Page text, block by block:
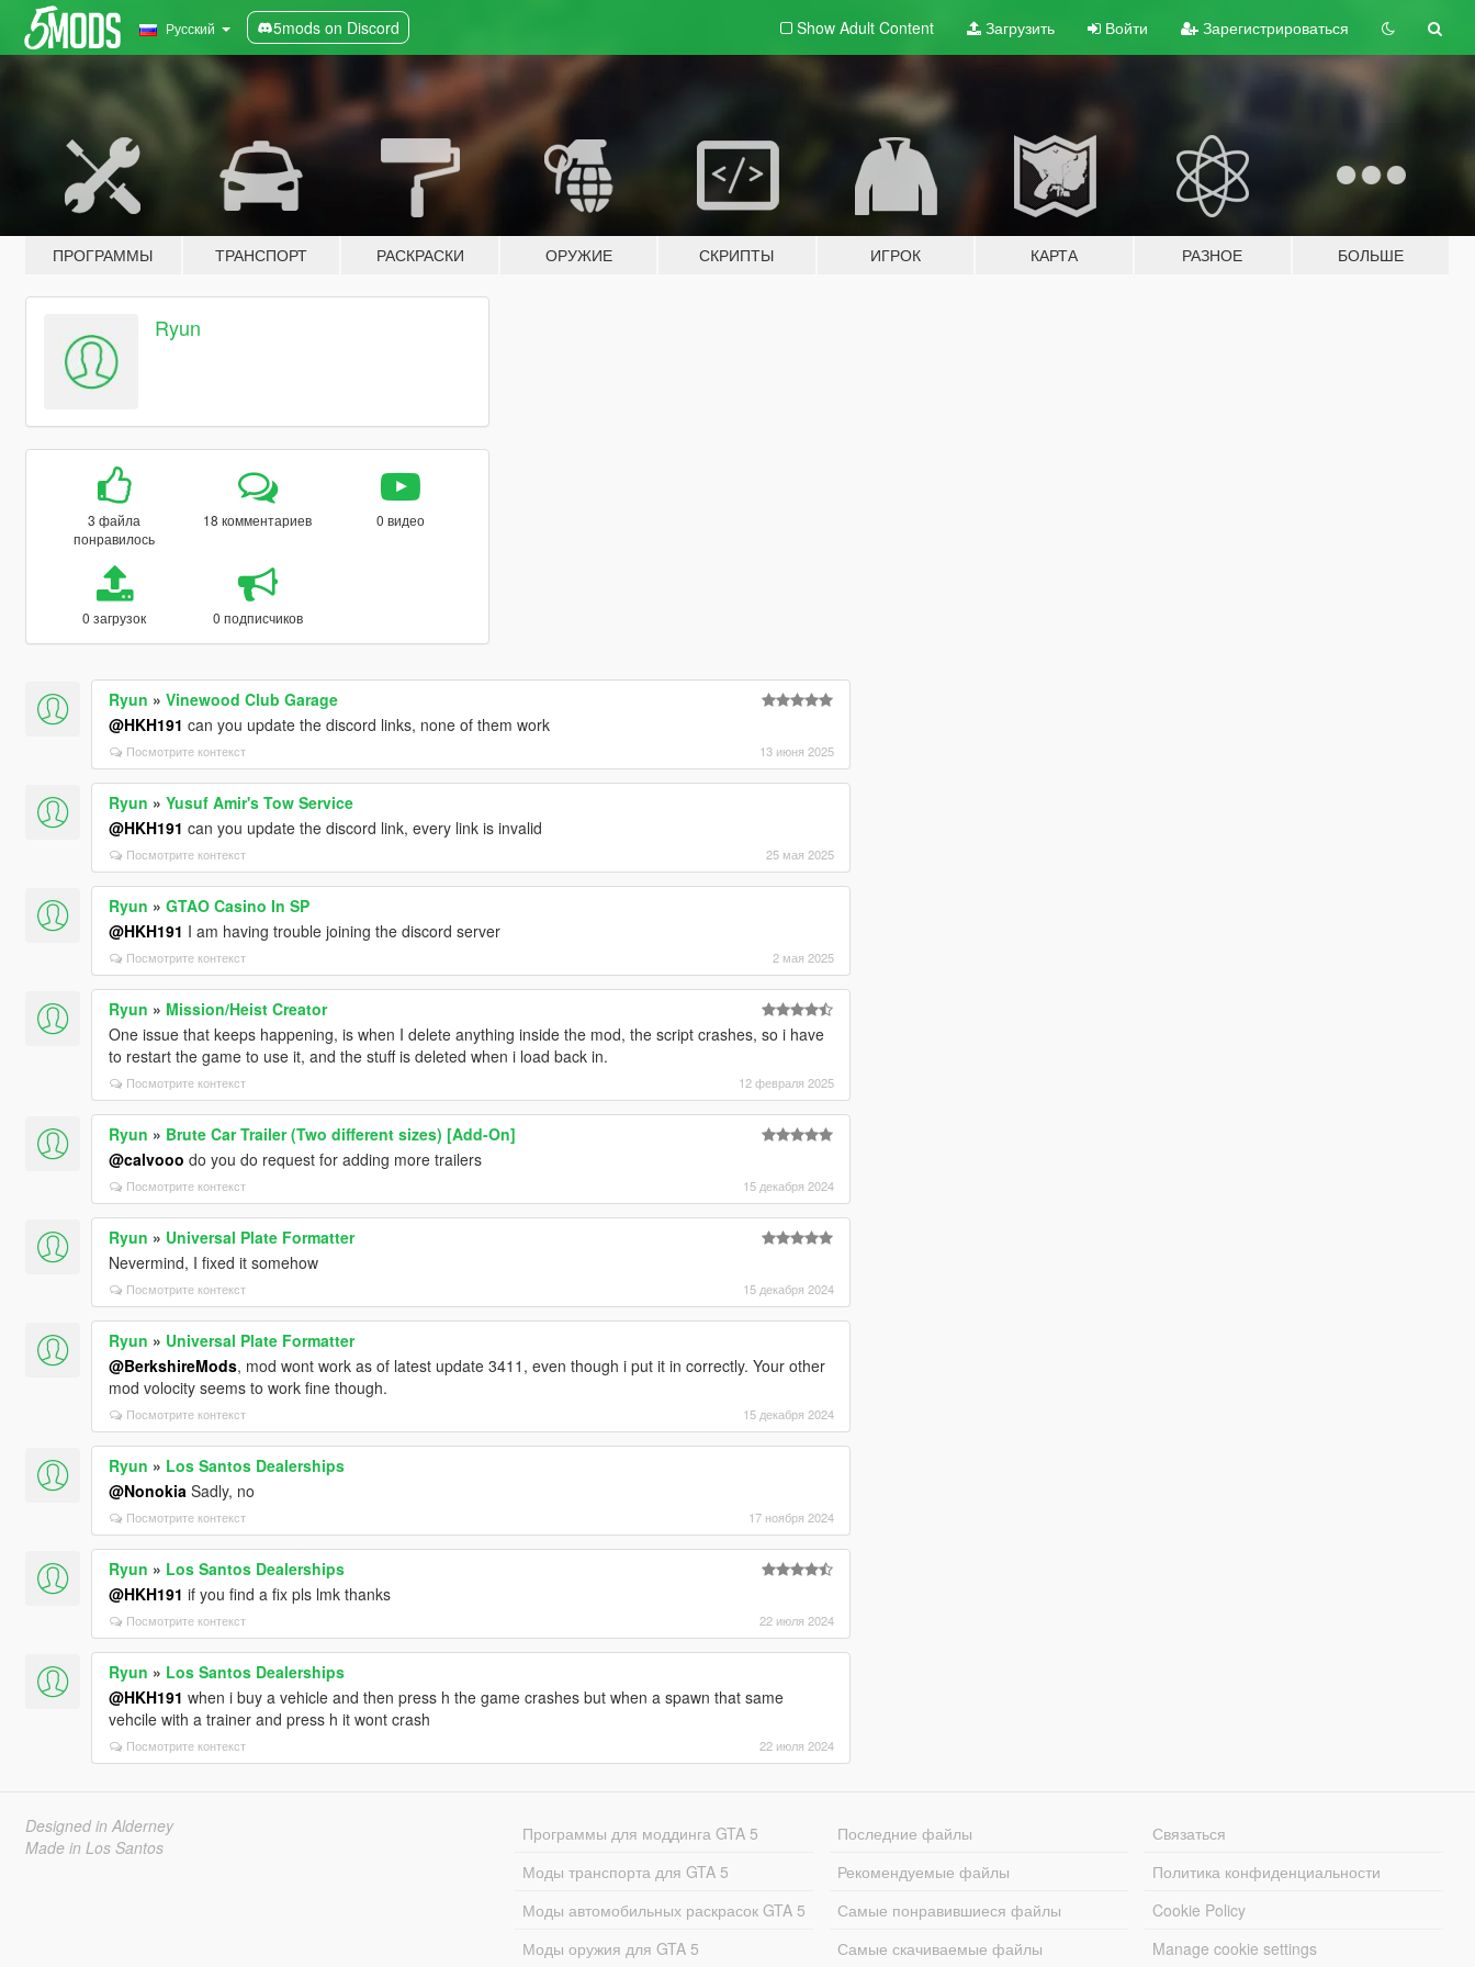
Русский 5mods on Discord Show Adult Content Загрузить Войти Зарегистрироваться
ПРОГРАММЫ ТРАНСПОРТ РАСКРАСКИ ОРУЖИЕ СКРИПТЫ ИГРОК КАРТА РАЗНОЕ БОЛЬШЕ
Ryun
3 файла
понравилось
18 комментариев 0 видео
0 загрузок 0 подписчиков
Ryun » Vinewood Club Garage
@HKH191 can you update the discord links, none of them work
Посмотрите контекст 13 июня 2025
Ryun » Yusuf Amir's Tow Service
@HKH191 can you update the discord link, every link is invalid
Посмотрите контекст 25 мая 2025
Ryun » GTAO Casino In SP
@HKH191 I am having trouble joining the discord server
Посмотрите контекст 2 мая 2025
Ryun » Mission/Heist Creator
One issue that keeps happening, is when I delete anything inside the mod, the script crashes, so i have
to restart the game to use it, and the stuff is deleted when i load back in.
Посмотрите контекст 12 февраля 2025
Ryun » Brute Car Trailer (Two different sizes) [Add-On]
@calvooo do you do request for adding more trailers
Посмотрите контекст 15 декабря 2024
Ryun » Universal Plate Formatter
Nevermind, I fixed it somehow
Посмотрите контекст 15 декабря 2024
Ryun » Universal Plate Formatter
@BerkshireMods, mod wont work as of latest update 3411, even though i put it in correctly. Your other
mod volocity seems to work fine though.
Посмотрите контекст 15 декабря 2024
Ryun » Los Santos Dealerships
@Nonokia Sadly, no
Посмотрите контекст 17 ноября 2024
Ryun » Los Santos Dealerships
@HKH191 if you find a fix pls lmk thanks
Посмотрите контекст 22 июля 2024
Ryun » Los Santos Dealerships
@HKH191 when i buy a vehicle and then press h the game crashes but when a spawn that same
vehcile with a trainer and press h it wont crash
Посмотрите контекст 22 июля 2024
Designed in Alderney
Made in Los Santos
Программы для моддинга GTA 5
Моды транспорта для GTA 5
Моды автомобильных раскрасок GTA 5
Моды оружия для GTA 5
Последние файлы
Рекомендуемые файлы
Самые понравившиеся файлы
Самые скачиваемые файлы
Связаться
Политика конфиденциальности
Cookie Policy
Manage cookie settings